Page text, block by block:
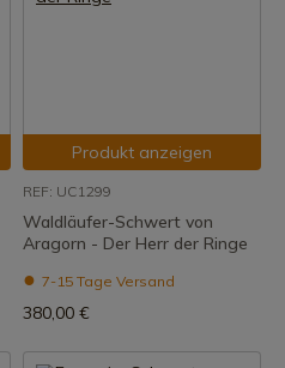
Produkt anzeigen
REF: UC1299
Waldläufer-Schwert von
Aragorn - Der Herr der Ringe
7-15 Tage Versand
380,00 €